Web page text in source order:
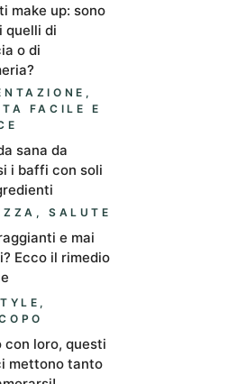
make up: sono
quelli di
o di
,
FACILE E
sana da
i baffi con soli
,SALUTE
e mai
Ecco il rimedio
,
con loro, questi
mettono tanto